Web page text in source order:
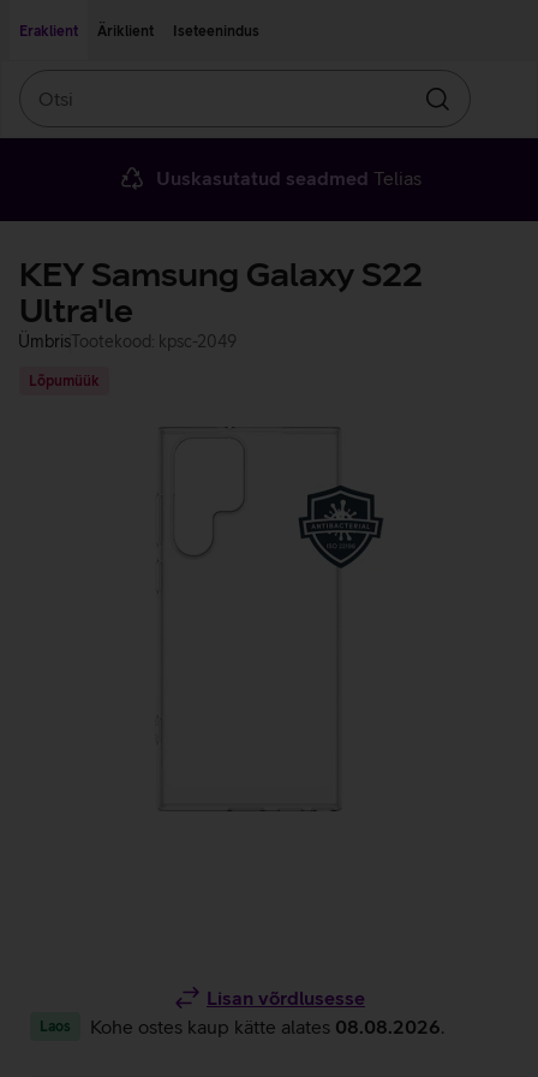
Eraklient
Äriklient Iseteenindus
Otsin
Uuskasutatud seadmed Telias
KEY Samsung Galaxy S22
Ultra'le
ÜmbrisTootekood: kpsc-2049
Lõpumüük
Lisan võrdlusesse
Laos Kohe ostes kaup kätte alates 08.08.2026